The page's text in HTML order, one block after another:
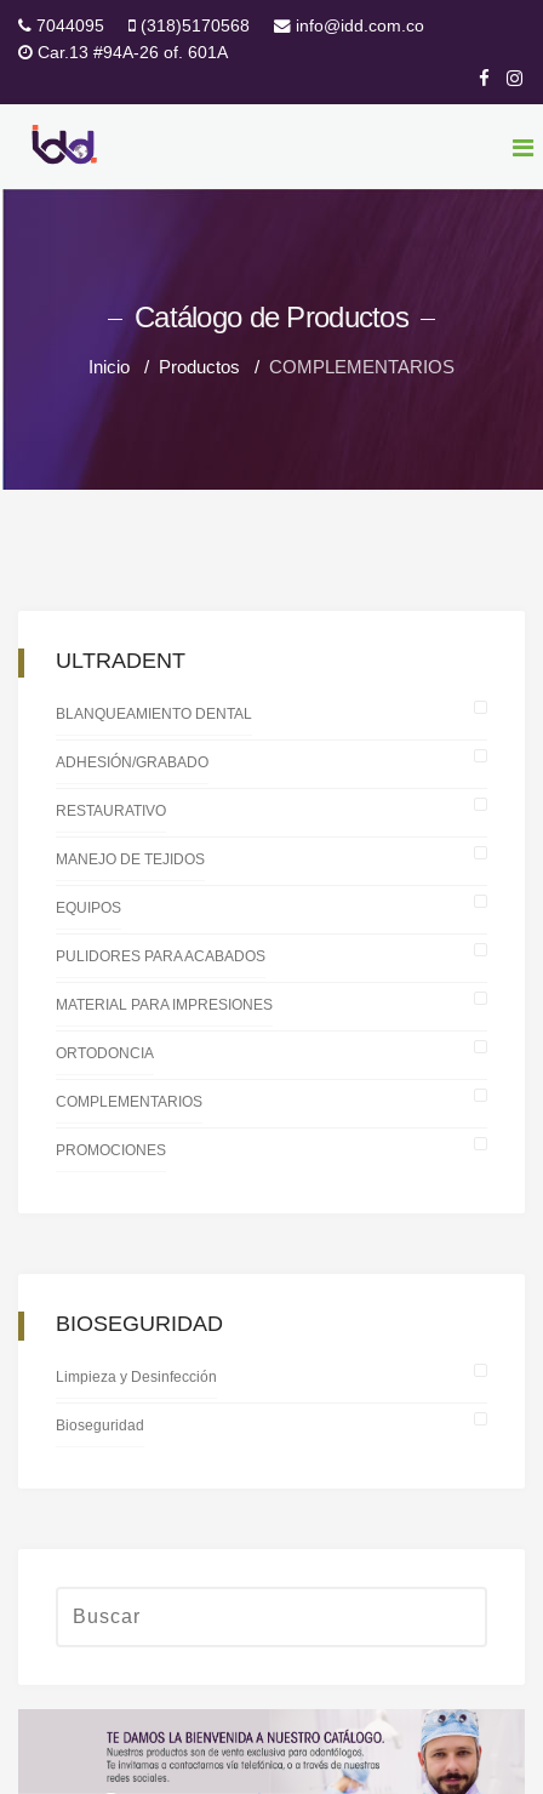
7044095 (318)5170568
info@idd.com.co
Car.13 #94A-26 of. 601A
Catálogo de Productos
Inicio Productos COMPLEMENTARIOS
ULTRADENT
BLANQUEAMIENTO DENTAL
ADHESIÓN/GRABADO
RESTAURATIVO
MANEJO DE TEJIDOS
EQUIPOS
PULIDORES PARA ACABADOS
MATERIAL PARA IMPRESIONES
ORTODONCIA
COMPLEMENTARIOS
PROMOCIONES
BIOSEGURIDAD
Limpieza y Desinfección
Bioseguridad